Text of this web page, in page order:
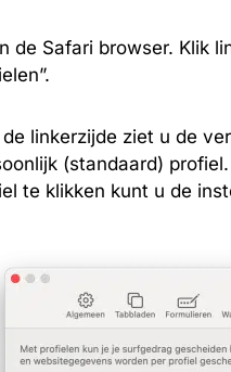
de Safari browser. Klik
linkerzijde ziet u de
(standaard)
te klikken kunt u de